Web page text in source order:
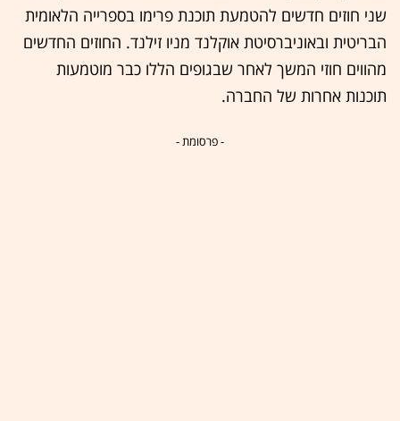
שני חוזים חדשים להטמעת תוכנת פרימו בספרייה הלאומית
הבריטית ובאוניברסיטת אוקלנד מניו זילנד. החוזים החדשים
מהווים חוזי המשך לאחר שבגופים הללו כבר מוטמעות
תוכנות אחרות של החברה.
- פרסומת -